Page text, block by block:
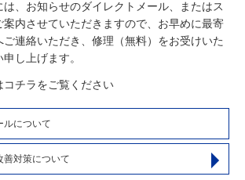
、お知らせのダイレクトメール、またはス
案内させていただきますので、お早めに最寄
ご連絡いただき、修理（無料）をお受けいた
し上げます。
チラをご覧ください
ルについて
善対策について